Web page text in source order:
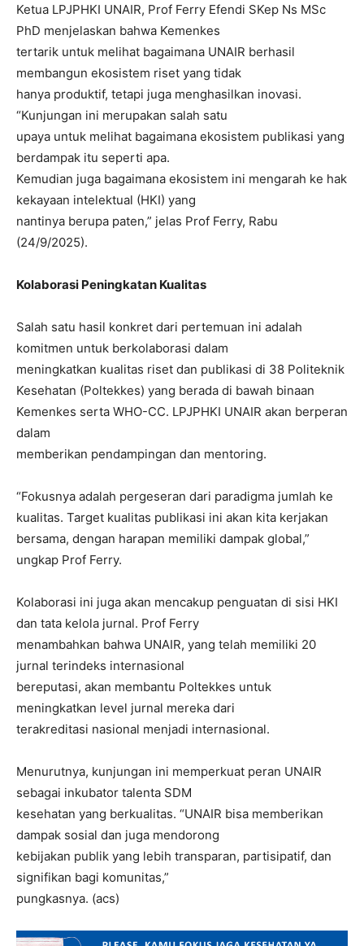
Ketua LPJPHKI UNAIR, Prof Ferry Efendi SKep Ns MSc
PhD menjelaskan bahwa Kemenkes
tertarik untuk melihat bagaimana UNAIR berhasil
membangun ekosistem riset yang tidak
hanya produktif, tetapi juga menghasilkan inovasi.
“Kunjungan ini merupakan salah satu
upaya untuk melihat bagaimana ekosistem publikasi yang
berdampak itu seperti apa.
Kemudian juga bagaimana ekosistem ini mengarah ke hak
kekayaan intelektual (HKI) yang
nantinya berupa paten,” jelas Prof Ferry, Rabu
(24/9/2025).
Kolaborasi Peningkatan Kualitas
Salah satu hasil konkret dari pertemuan ini adalah
komitmen untuk berkolaborasi dalam
meningkatkan kualitas riset dan publikasi di 38 Politeknik
Kesehatan (Poltekkes) yang berada di bawah binaan
Kemenkes serta WHO-CC. LPJPHKI UNAIR akan berperan
dalam
memberikan pendampingan dan mentoring.
“Fokusnya adalah pergeseran dari paradigma jumlah ke
kualitas. Target kualitas publikasi ini akan kita kerjakan
bersama, dengan harapan memiliki dampak global,”
ungkap Prof Ferry.
Kolaborasi ini juga akan mencakup penguatan di sisi HKI
dan tata kelola jurnal. Prof Ferry
menambahkan bahwa UNAIR, yang telah memiliki 20
jurnal terindeks internasional
bereputasi, akan membantu Poltekkes untuk
meningkatkan level jurnal mereka dari
terakreditasi nasional menjadi internasional.
Menurutnya, kunjungan ini memperkuat peran UNAIR
sebagai inkubator talenta SDM
kesehatan yang berkualitas. “UNAIR bisa memberikan
dampak sosial dan juga mendorong
kebijakan publik yang lebih transparan, partisipatif, dan
signifikan bagi komunitas,”
pungkasnya. (acs)